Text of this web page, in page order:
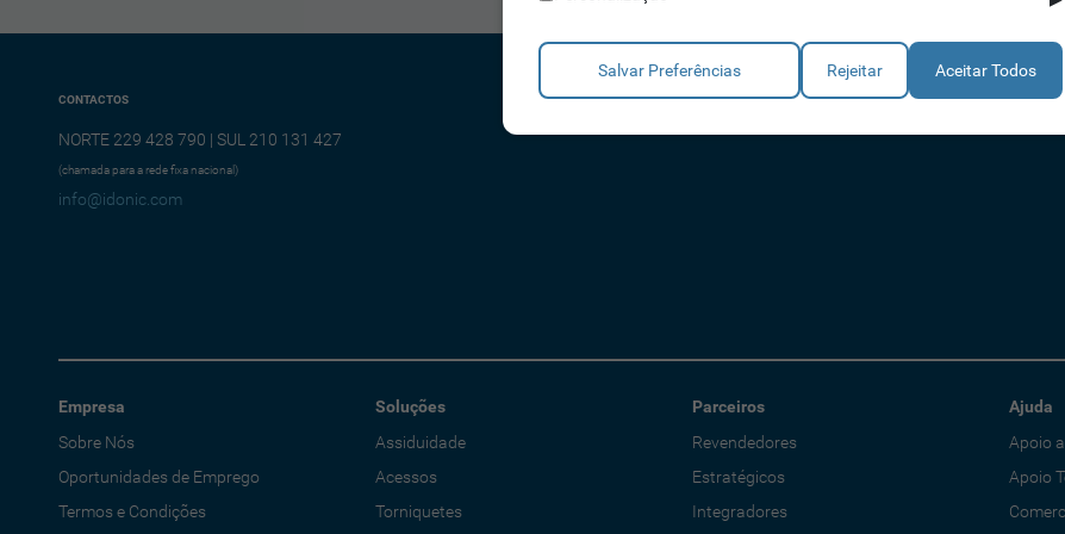
CONTACTOS
NORTE 229 428 790 | SUL 210 131 427
(chamada para a rede fixa nacional)
info@idonic.com
Empresa
Sobre Nós
Oportunidades de Emprego
Termos e Condições
Soluções
Assiduidade
Acessos
Torniquetes
Parceiros
Revendedores
Estratégicos
Integradores
Ajuda
Apoio
Apoio
Salvar Preferências Rejeitar Aceitar Todos